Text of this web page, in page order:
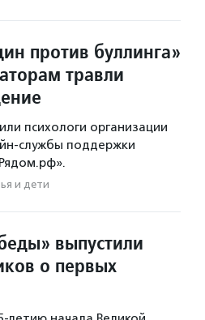
против буллинга»
травли
психологи организации
службы поддержки
и дети
выпустили
о первых